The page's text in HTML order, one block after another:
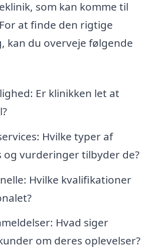
som kan komme til
at finde den rigtige
kan du overveje følgende
Er klinikken let at
Hvilke typer af
og vurderinger tilbyder de?
Hvilke kvalifikationer
Hvad siger
om deres oplevelser?